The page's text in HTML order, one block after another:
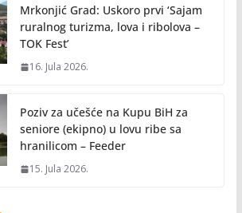
Mrkonjić Grad: Uskoro prvi ‘Sajam
ruralnog turizma, lova i ribolova –
TOK Fest’
16. Jula 2026.
Poziv za učešće na Kupu BiH za
seniore (ekipno) u lovu ribe sa
hranilicom – Feeder
15. Jula 2026.